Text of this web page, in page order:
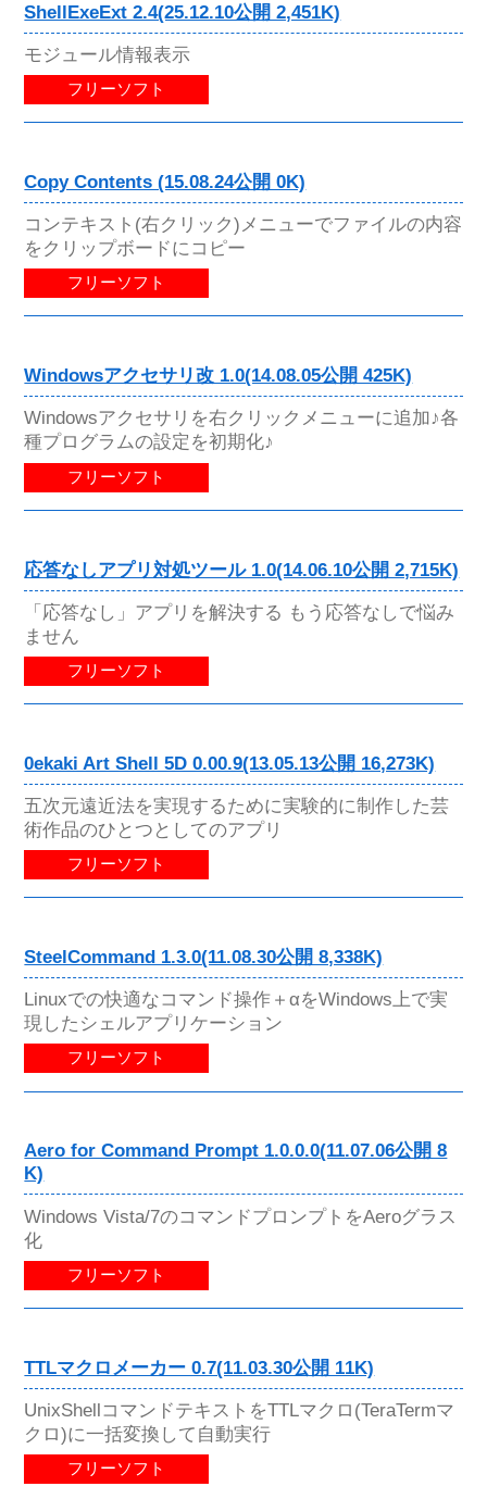
ShellExeExt 2.4(25.12.10公開 2,451K)
モジュール情報表示
フリーソフト
Copy Contents (15.08.24公開 0K)
コンテキスト(右クリック)メニューでファイルの内容
をクリップボードにコピー
フリーソフト
Windowsアクセサリ改 1.0(14.08.05公開 425K)
Windowsアクセサリを右クリックメニューに追加♪各
種プログラムの設定を初期化♪
フリーソフト
応答なしアプリ対処ツール 1.0(14.06.10公開 2,715K)
「応答なし」アプリを解決する もう応答なしで悩み
ません
フリーソフト
0ekaki Art Shell 5D 0.00.9(13.05.13公開 16,273K)
五次元遠近法を実現するために実験的に制作した芸
術作品のひとつとしてのアプリ
フリーソフト
SteelCommand 1.3.0(11.08.30公開 8,338K)
Linuxでの快適なコマンド操作＋αをWindows上で実
現したシェルアプリケーション
フリーソフト
Aero for Command Prompt 1.0.0.0(11.07.06公開 8
K)
Windows Vista/7のコマンドプロンプトをAeroグラス
化
フリーソフト
TTLマクロメーカー 0.7(11.03.30公開 11K)
UnixShellコマンドテキストをTTLマクロ(TeraTermマ
クロ)に一括変換して自動実行
フリーソフト